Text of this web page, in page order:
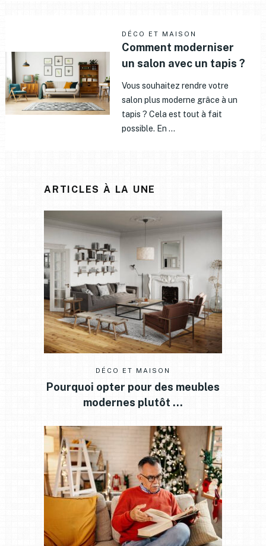
DÉCO ET MAISON
Comment moderniser
un salon avec un tapis ?
Vous souhaitez rendre votre
salon plus moderne grâce à un
tapis ? Cela est tout à fait
possible. En …
ARTICLES À LA UNE
DÉCO ET MAISON
Pourquoi opter pour des meubles
modernes plutôt …